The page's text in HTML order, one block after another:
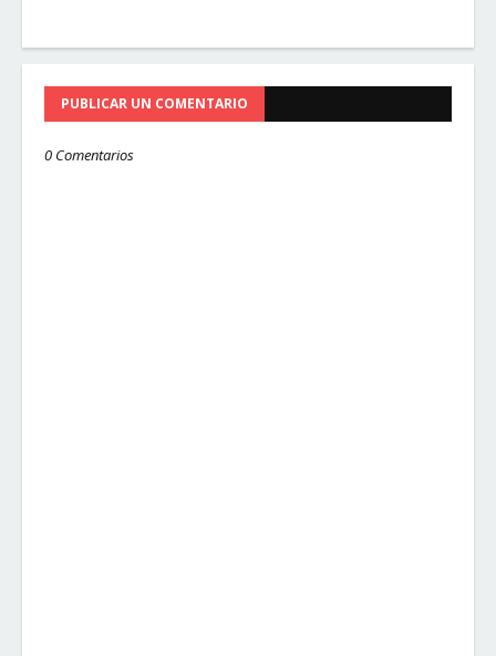
PUBLICAR UN COMENTARIO
0 Comentarios